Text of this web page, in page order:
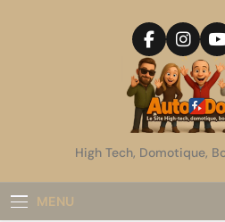
High Tech, Domotique,
MENU